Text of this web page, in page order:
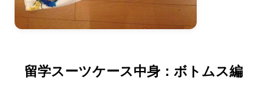
留学スーツケース中身：ボトムス編